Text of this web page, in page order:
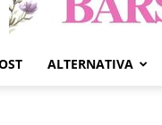
ALTERNATIVA